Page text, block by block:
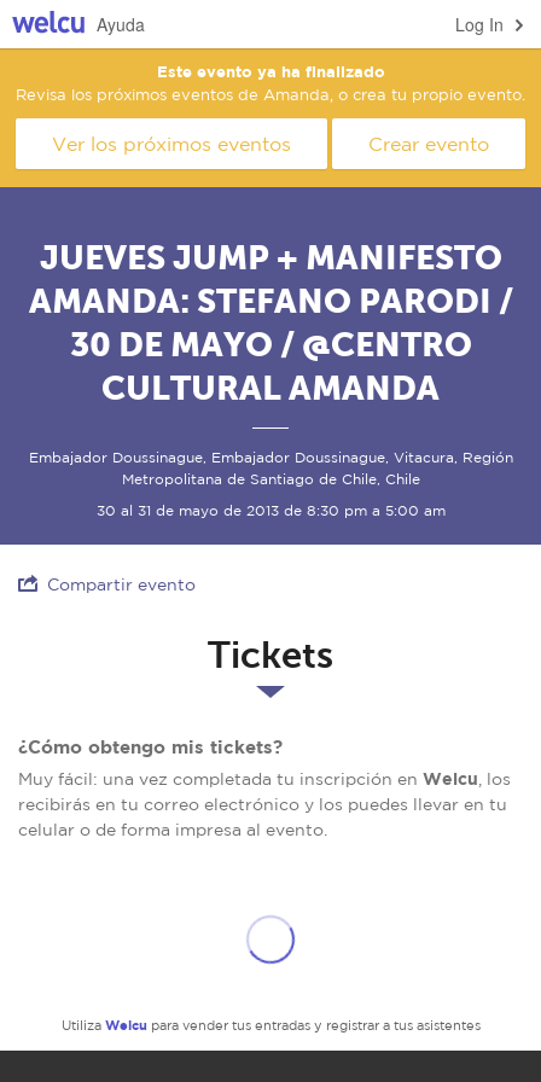
Log In
Ayuda
Este evento ya ha finalizado
Revisa los próximos eventos de Amanda, o crea tu propio evento.
Ver los próximos eventos Crear evento
JUEVES JUMP + MANIFESTO
AMANDA: STEFANO PARODI /
30 DE MAYO / @CENTRO
CULTURAL AMANDA
Embajador Doussinague, Embajador Doussinague, Vitacura, Región
Metropolitana de Santiago de Chile, Chile
30 al 31 de mayo de 2013 de 8:30 pm a 5:00 am
Compartir evento
Tickets
¿Cómo obtengo mis tickets?
Muy fácil: una vez completada tu inscripción en Welcu , los
recibirás en tu correo electrónico y los puedes llevar en tu
celular o de forma impresa al evento.
Utiliza Welcu para vender tus entradas y registrar a tus asistentes